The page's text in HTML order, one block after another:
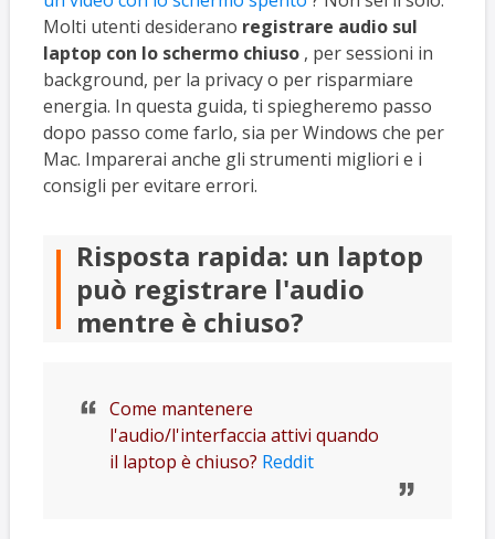
Molti utenti desiderano registrare audio sul
laptop con lo schermo chiuso, per sessioni in
background, per la privacy o per risparmiare
energia. In questa guida, ti spiegheremo passo
dopo passo come farlo, sia per Windows che per
Mac. Imparerai anche gli strumenti migliori e i
consigli per evitare errori.
Risposta rapida: un laptop
può registrare l'audio
mentre è chiuso?
Come mantenere
l'audio/l'interfaccia attivi quando
il laptop è chiuso? Reddit